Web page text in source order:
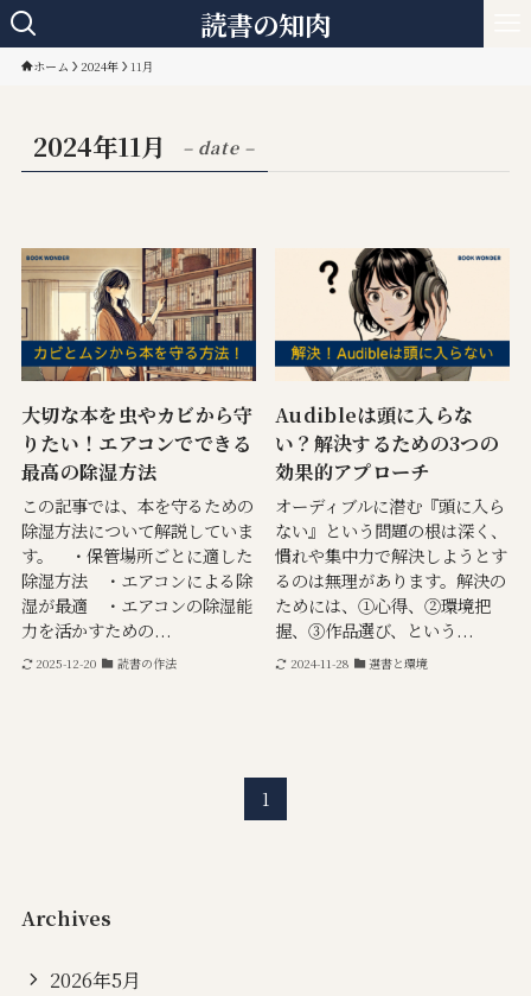
読書の知肉
ホーム 2024年 11月
2024年11月 – date –
大切な本を虫やカビから守
りたい！エアコンでできる
最高の除湿方法
この記事では、本を守るための
除湿方法について解説していま
す。 ・保管場所ごとに適した
除湿方法 ・エアコンによる除
湿が最適 ・エアコンの除湿能
力を活かすための...
2025-12-20 読書の作法
Audibleは頭に入らな
い？解決するための3つの
効果的アプローチ
オーディブルに潜む『頭に入ら
ない』という問題の根は深く、
慣れや集中力で解決しようとす
るのは無理があります。解決の
ためには、①心得、②環境把
握、③作品選び、という...
2024-11-28 選書と環境
1
Archives
2026年5月